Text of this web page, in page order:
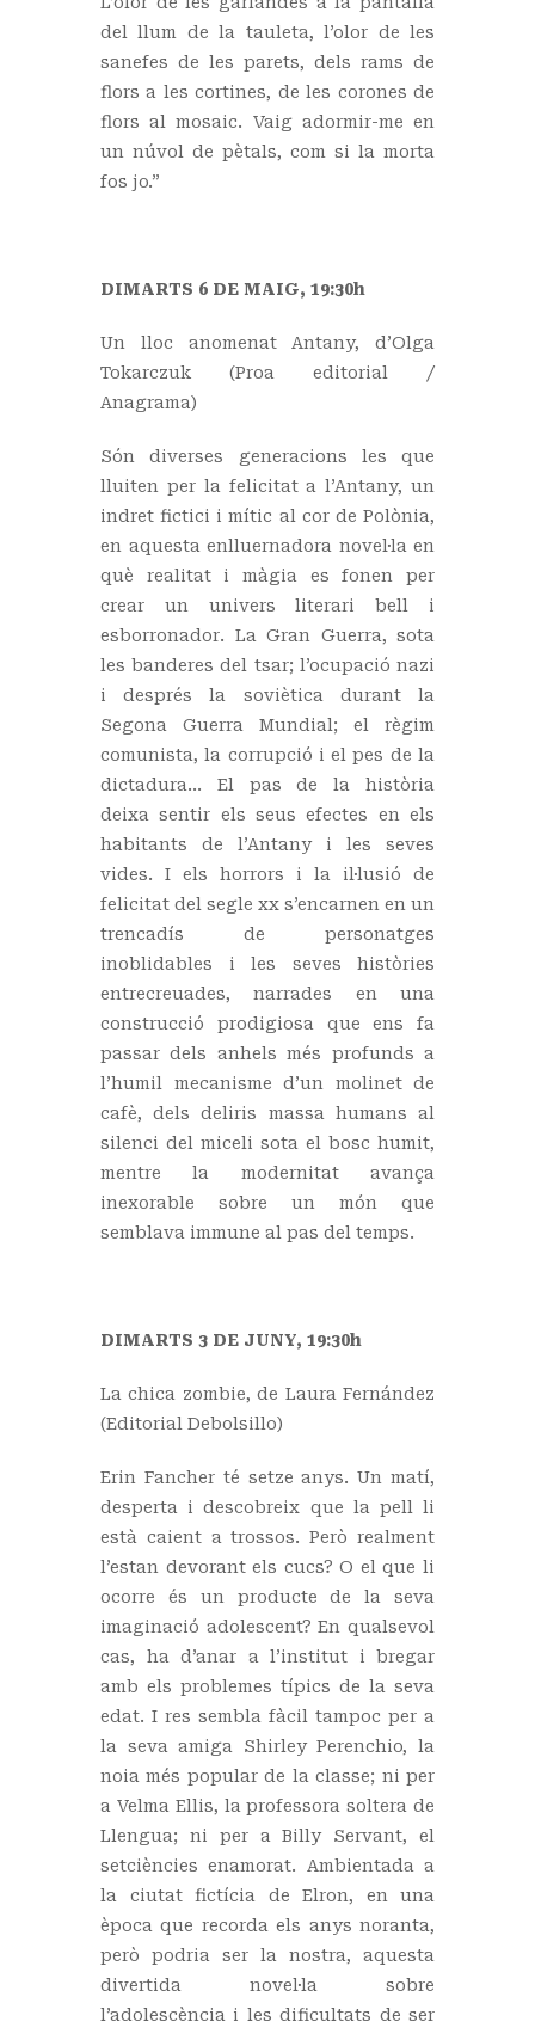
del llum de la tauleta, l’olor de les
sanefes de les parets, dels rams de
flors a les cortines, de les corones de
flors al mosaic. Vaig adormir-me en
un núvol de pètals, com si la morta
fos jo.”
DIMARTS 6 DE MAIG, 19:30h
Un lloc anomenat Antany, d’Olga
Tokarczuk (Proa editorial /
Anagrama)
Són diverses generacions les que
lluiten per la felicitat a l’Antany, un
indret fictici i mític al cor de Polònia,
en aquesta enlluernadora novel·la en
què realitat i màgia es fonen per
crear un univers literari bell i
esborronador. La Gran Guerra, sota
les banderes del tsar; l’ocupació nazi
i després la soviètica durant la
Segona Guerra Mundial; el règim
comunista, la corrupció i el pes de la
dictadura… El pas de la història
deixa sentir els seus efectes en els
habitants de l’Antany i les seves
vides. I els horrors i la il·lusió de
felicitat del segle xx s’encarnen en un
trencadís de personatges
inoblidables i les seves històries
entrecreuades, narrades en una
construcció prodigiosa que ens fa
passar dels anhels més profunds a
l’humil mecanisme d’un molinet de
cafè, dels deliris massa humans al
silenci del miceli sota el bosc humit,
mentre la modernitat avança
inexorable sobre un món que
semblava immune al pas del temps.
DIMARTS 3 DE JUNY, 19:30h
La chica zombie, de Laura Fernández
(Editorial Debolsillo)
Erin Fancher té setze anys. Un matí,
desperta i descobreix que la pell li
està caient a trossos. Però realment
l’estan devorant els cucs? O el que li
ocorre és un producte de la seva
imaginació adolescent? En qualsevol
cas, ha d’anar a l’institut i bregar
amb els problemes típics de la seva
edat. I res sembla fàcil tampoc per a
la seva amiga Shirley Perenchio, la
noia més popular de la classe; ni per
a Velma Ellis, la professora soltera de
Llengua; ni per a Billy Servant, el
setciències enamorat. Ambientada a
la ciutat fictícia de Elron, en una
època que recorda els anys noranta,
però podria ser la nostra, aquesta
divertida novel·la sobre
l’adolescència i les dificultats de ser